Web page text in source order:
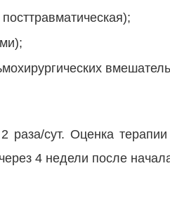
сут. Оценка
4 недели после